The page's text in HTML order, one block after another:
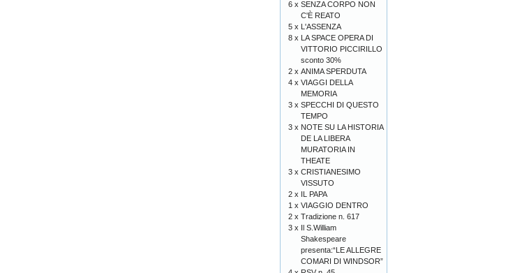
6 x SENZA CORPO NON
C'È REATO
5 x L'ASSENZA
8 x LA SPACE OPERA DI
VITTORIO PICCIRILLO
sconto 30%
2 x ANIMA SPERDUTA
4 x VIAGGI DELLA
MEMORIA
3 x SPECCHI DI QUESTO
TEMPO
3 x NOTE SU LA HISTORIA
DE LA LIBERA
MURATORIA IN
THEATE
3 x CRISTIANESIMO
VISSUTO
2 x IL PAPA
1 x VIAGGIO DENTRO
2 x Tradizione n. 617
3 x Il S.William
Shakespeare
presenta:“LE ALLEGRE
COMARI DI WINDSOR”